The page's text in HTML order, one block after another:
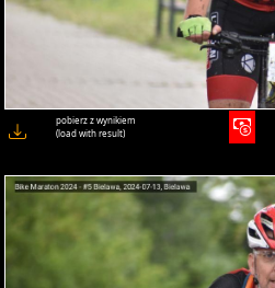
pobierz z wynikiem
(load with result)